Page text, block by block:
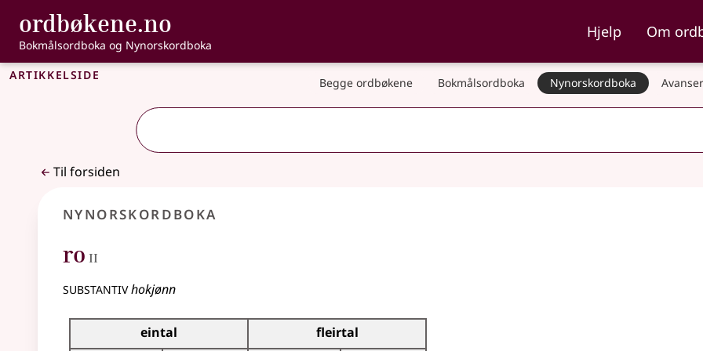
Gå til hovedinnhold
Tilgjengelighet
ordbøkene.no , Bokmålsordboka og Nynorskordboka
Bokmålsordboka og Nynorskordboka
Hjelp Om
Artikkelside Begge ordbøkene Bokmålsordboka Nynorskordboka
Til forsiden
Nynorskordboka
ro II
substantivhokjønn
Bøyningstabell for dette substantivet
eintal
fleirtal